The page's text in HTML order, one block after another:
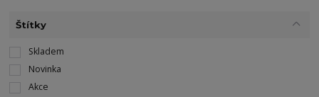
Štítky
Skladem
Novinka
Akce